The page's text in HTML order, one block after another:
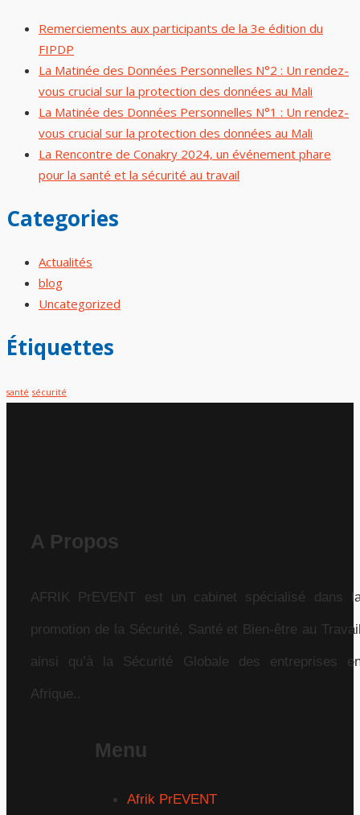
Remerciements aux participants de la 3e édition du
FIPDP
La Matinée des Données Personnelles N°2 : Un rendez-
vous crucial sur la protection des données au Mali
La Matinée des Données Personnelles N°1 : Un rendez-
vous crucial sur la protection des données au Mali
La Rencontre de Conakry 2024, un événement phare
pour la santé et la sécurité au travail
Categories
Actualités
blog
Uncategorized
Étiquettes
santé sécurité
A Propos
AFRIK PrEVENT est un cabinet spécialisé dans
promotion de la Sécurité, Santé et Bien-être au
ainsi qu’à la Sécurité Globale des entreprises
Afrique..
Menu
Afrik PrEVENT